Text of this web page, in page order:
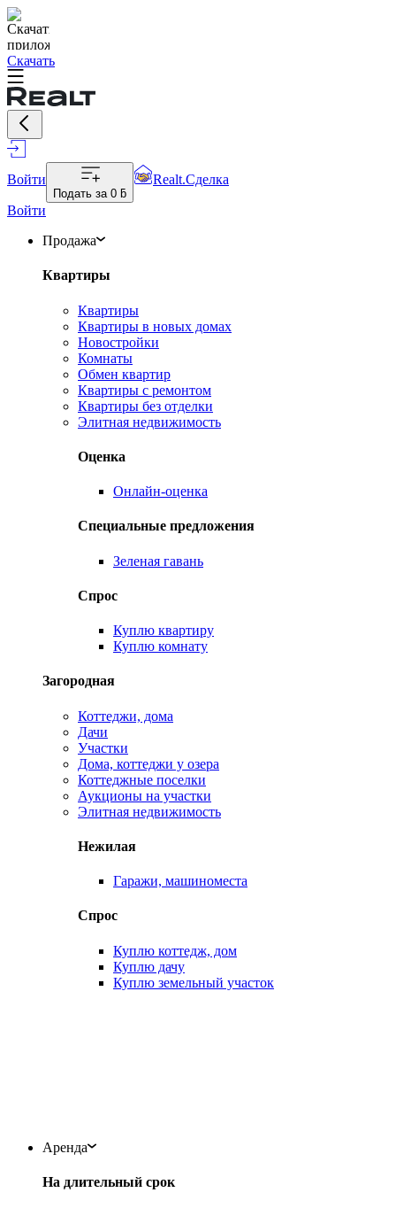
Скачать
Войти
Подать за 0 ƃ
Realt.Сделка
Войти
Продажа
Квартиры
Квартиры
Квартиры в новых домах
Новостройки
Комнаты
Обмен квартир
Квартиры с ремонтом
Квартиры без отделки
Элитная недвижимость
Оценка
Онлайн-оценка
Специальные предложения
Зеленая гавань
Спрос
Куплю квартиру
Куплю комнату
Загородная
Коттеджи, дома
Дачи
Участки
Дома, коттеджи у озера
Коттеджные поселки
Аукционы на участки
Элитная недвижимость
Нежилая
Гаражи, машиноместа
Спрос
Куплю коттедж, дом
Куплю дачу
Куплю земельный участок
Аренда
На длительный срок